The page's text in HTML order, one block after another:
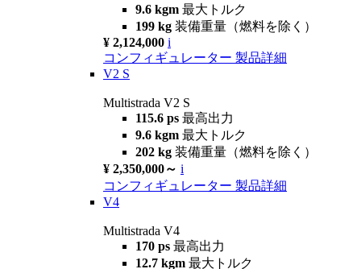
9.6 kgm 最大トルク
199 kg 装備重量（燃料を除く）
¥ 2,124,000 i
コンフィギュレーター 製品詳細
V2 S
Multistrada V2 S
115.6 ps 最高出力
9.6 kgm 最大トルク
202 kg 装備重量（燃料を除く）
¥ 2,350,000～ i
コンフィギュレーター 製品詳細
V4
Multistrada V4
170 ps 最高出力
12.7 kgm 最大トルク